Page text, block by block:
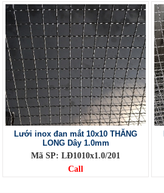
Lưới inox đan mắt 10x10 THĂNG
LONG Dây 1.0mm
Mã SP: LĐ1010x1.0/201
Call